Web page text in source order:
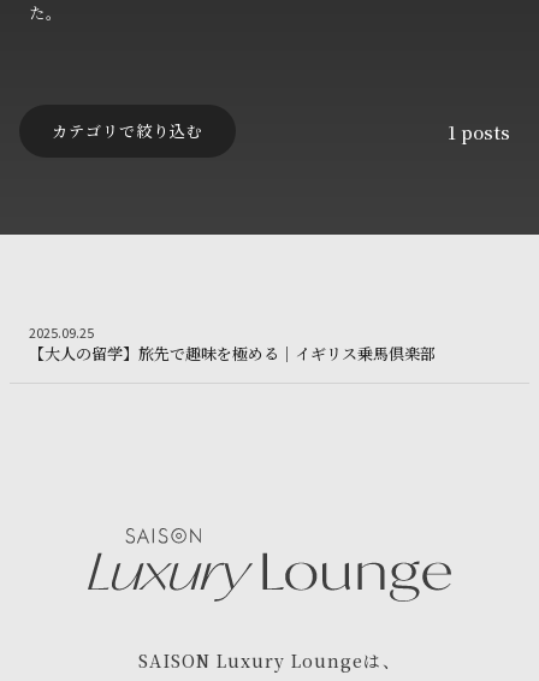
た。
カテゴリで絞り込む 1 posts
2025.09.252025.09.25
【大人の留学】 旅先で趣味を極め る ｜ イ ギリ ス乗馬倶楽部
SAISON Luxury Loungeは、